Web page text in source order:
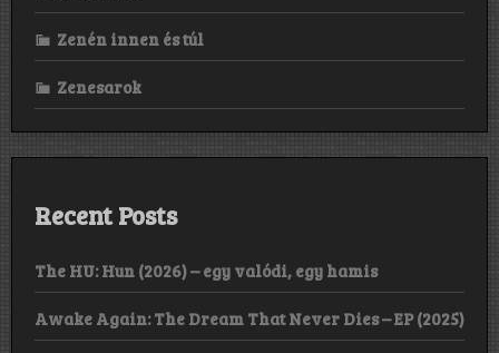
Zenén innen és túl
Zenesarok
Recent Posts
The HU: Hun (2026) – egy valódi, egy hamis
Awake Again: The Dream That Never Dies – EP (2025)